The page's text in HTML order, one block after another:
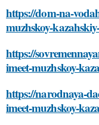
https://dom-na-
muzhskoy-
https://
imeet-muzhskoy-
https://narodnaya-
imeet-muzhskoy-